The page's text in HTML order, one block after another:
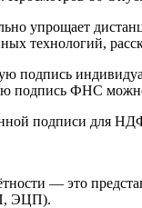
упрощает
технологий,
подпись
подпись ФНС
— это
ЭЦП).